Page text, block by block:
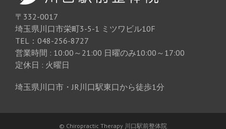
〒332-0017
埼玉県川口市栄町3-5-1 ミツワビル10F
TEL：048-256-8727
営業時間 : 10:00～21:00 日曜のみ10:00～17:00
定休日 : 火曜日
埼玉県川口市・JR川口駅東口から徒歩1分
© Chiropractic Therapy 川口駅前整体院